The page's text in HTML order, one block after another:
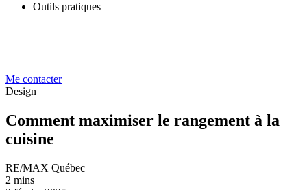
Outils pratiques
Me contacter
Design
Comment maximiser le rangement à la
cuisine
RE/MAX Québec
2 mins